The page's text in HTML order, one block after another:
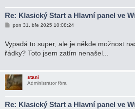
Re: Klasický Start a Hlavní panel ve
P
s
p
ě
pon 31. bře 2025 10:08:24
Vypadá to super, ale je někde možnost
řádky? Toto jsem zatím nenašel...
stani
Administrátor fóra
Re: Klasický Start a Hlavní panel ve